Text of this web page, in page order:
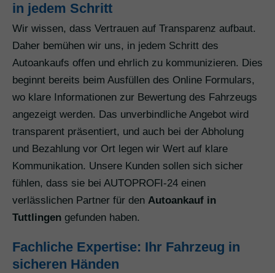
in jedem Schritt
Wir wissen, dass Vertrauen auf Transparenz aufbaut.
Daher bemühen wir uns, in jedem Schritt des
Autoankaufs offen und ehrlich zu kommunizieren. Dies
beginnt bereits beim Ausfüllen des Online Formulars,
wo klare Informationen zur Bewertung des Fahrzeugs
angezeigt werden. Das unverbindliche Angebot wird
transparent präsentiert, und auch bei der Abholung
und Bezahlung vor Ort legen wir Wert auf klare
Kommunikation. Unsere Kunden sollen sich sicher
fühlen, dass sie bei AUTOPROFI-24 einen
verlässlichen Partner für den Autoankauf in
Tuttlingen gefunden haben.
Fachliche Expertise: Ihr Fahrzeug in
sicheren Händen